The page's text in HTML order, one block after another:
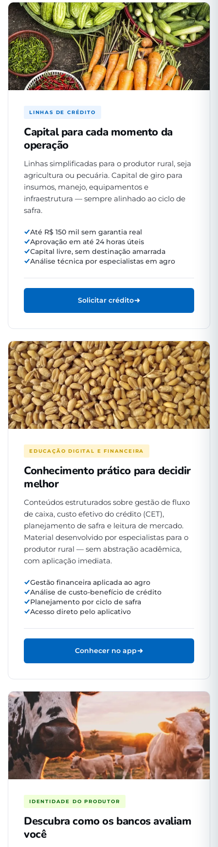
LINHAS DE CRÉDITO
Capital para cada momento da
operação
Linhas simplificadas para o produtor rural, seja
agricultura ou pecuária. Capital de giro para
insumos, manejo, equipamentos e
infraestrutura — sempre alinhado ao ciclo de
safra.
Até R$ 150 mil sem garantia real
Aprovação em até 24 horas úteis
Capital livre, sem destinação amarrada
Análise técnica por especialistas em agro
Solicitar crédito
EDUCAÇÃO DIGITAL E FINANCEIRA
Conhecimento prático para decidir
melhor
Conteúdos estruturados sobre gestão de fluxo
de caixa, custo efetivo do crédito (CET),
planejamento de safra e leitura de mercado.
Material desenvolvido por especialistas para o
produtor rural — sem abstração acadêmica,
com aplicação imediata.
Gestão financeira aplicada ao agro
Análise de custo-benefício de crédito
Planejamento por ciclo de safra
Acesso direto pelo aplicativo
Conhecer no app
IDENTIDADE DO PRODUTOR
Descubra como os bancos avaliam
você